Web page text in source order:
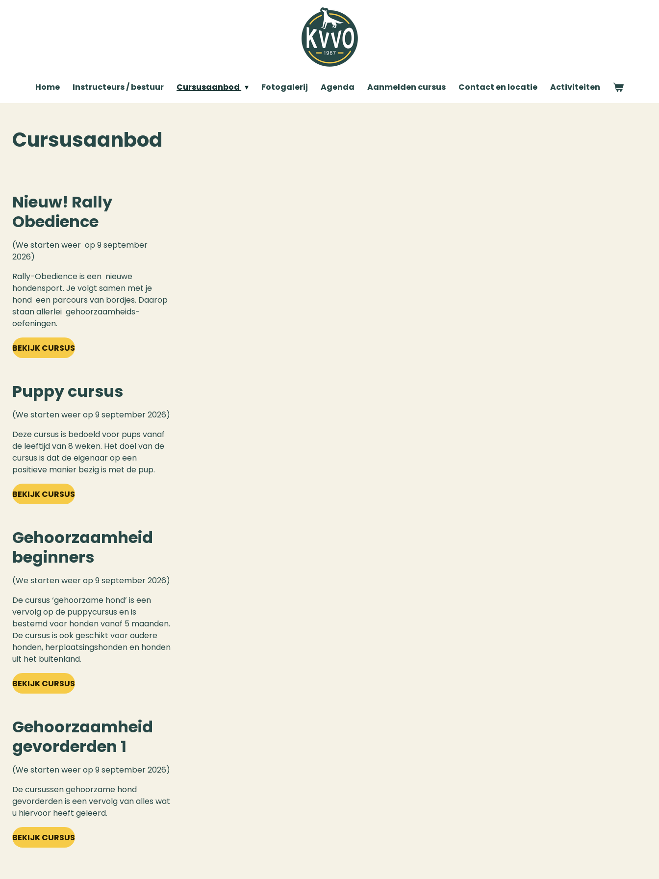
Home Instructeurs / bestuur Cursusaanbod Fotogalerij Agenda Aanmelden cursus Contact en locatie Activiteiten
Cursusaanbod
Nieuw! Rally
Obedience
(We starten weer op 9 september
2026)
Rally-Obedience is een nieuwe
hondensport. Je volgt samen met je
hond een parcours van bordjes. Daarop
staan allerlei gehoorzaamheids-
oefeningen.
BEKIJK CURSUS
Puppy cursus
(We starten weer op 9 september 2026)
Deze cursus is bedoeld voor pups vanaf
de leeftijd van 8 weken. Het doel van de
cursus is dat de eigenaar op een
positieve manier bezig is met de pup.
BEKIJK CURSUS
Gehoorzaamheid
beginners
(We starten weer op 9 september 2026)
De cursus ‘gehoorzame hond’ is een
vervolg op de puppycursus en is
bestemd voor honden vanaf 5 maanden.
De cursus is ook geschikt voor oudere
honden, herplaatsingshonden en honden
uit het buitenland.
BEKIJK CURSUS
Gehoorzaamheid
gevorderden 1
(We starten weer op 9 september 2026)
De cursussen gehoorzame hond
gevorderden is een vervolg van alles wat
u hiervoor heeft geleerd.
BEKIJK CURSUS